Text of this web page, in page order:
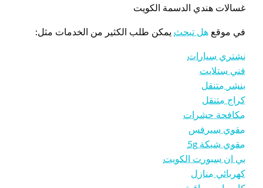
غسالات هندي الدسمة الكويت
في موقع هل تبحث يمكن طلب الكثير من الخدمات مثل:
نشتري سيارات
فني ستلايت
بنشر متنقل
كراج متنقل
مكافحة حشرات
مقوي سيرفس
مقوي شبكة 5g
بي ان سبورت الكويت
كهربائي منازل